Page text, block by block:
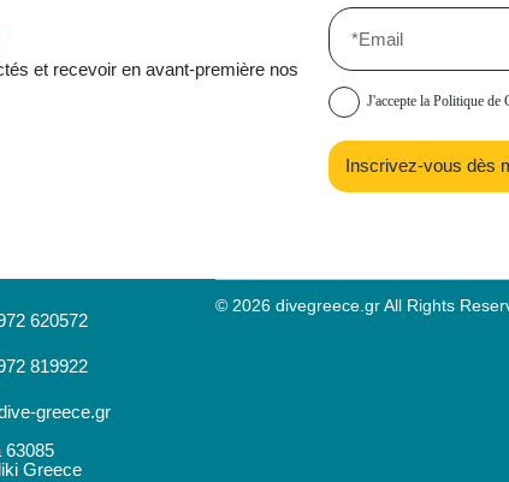
et recevoir en avant-première nos
J'accepte laPolitique de
Inscrivez-vous dès
620572
819922
greece.gr
63085
Greece
© 2026 divegreece.gr All Rights